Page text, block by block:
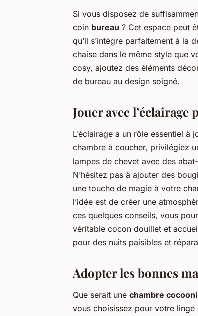
Si vous disposez de
coin bureau ? Cet espace peut
qu’il s’intègre parfaitement à la
chaise dans le même style que
cosy, ajoutez des éléments
de bureau au design soigné.
Jouer avec
L’éclairage a un rôle essentiel à
chambre à coucher, privilégiez
lampes de chevet avec des
N’hésitez pas à ajouter des
une touche de magie à votre
l’idée est de créer une
ces quelques conseils, vous
véritable cocon douillet et
pour des nuits paisibles et
Adopter les bonnes
Que serait une chambre
vous choisissez pour votre